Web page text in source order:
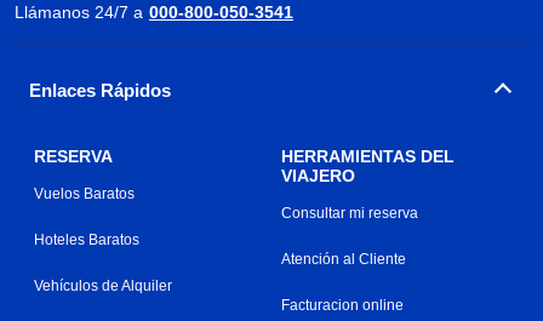
Llámanos 24/7 a 000-800-050-3541
Enlaces Rápidos
RESERVA
Vuelos Baratos
Hoteles Baratos
Vehículos de Alquiler
HERRAMIENTAS DEL
VIAJERO
Consultar mi reserva
Atención al Cliente
Facturacion online